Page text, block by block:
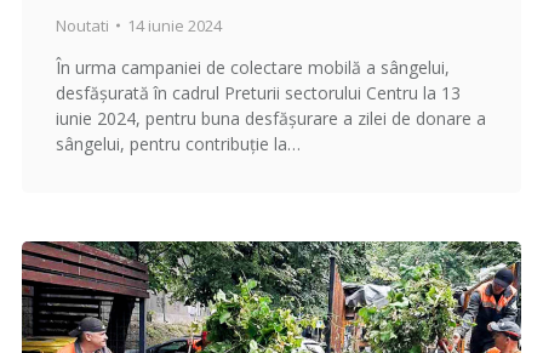
Noutati 14 iunie 2024
În urma campaniei de colectare mobilă a sângelui,
desfășurată în cadrul Preturii sectorului Centru la 13
iunie 2024, pentru buna desfășurare a zilei de donare a
sângelui, pentru contribuție la…